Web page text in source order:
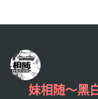
妹相随～黑